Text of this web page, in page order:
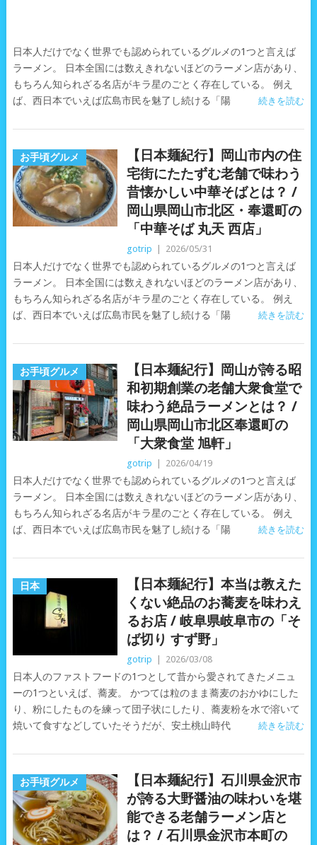
日本人だけでなく世界でも認められているグルメの1つと言えば
ラーメン。 日本全国には数えきれないほどのラーメン店があり、
もちろん知られざる名店がキラ星のごとく存在している。 例え
ば、西日本でいえば広島市民を魅了し続ける「陽
続きを読む
お手頃グルメ
【日本麺紀行】岡山市内の住
宅街にたたずむ老舗で味わう
昔懐かしい中華そばとは？ /
岡山県岡山市北区・奉還町の
「中華そば 丸天 西店」
gotrip 2026/05/31
日本人だけでなく世界でも認められているグルメの1つと言えば
ラーメン。 日本全国には数えきれないほどのラーメン店があり、
もちろん知られざる名店がキラ星のごとく存在している。 例え
ば、西日本でいえば広島市民を魅了し続ける「陽
続きを読む
お手頃グルメ
【日本麺紀行】岡山が誇る昭
和初期創業の老舗大衆食堂で
味わう絶品ラーメンとは？ /
岡山県岡山市北区奉還町の
「大衆食堂 旭軒」
gotrip 2026/04/19
日本人だけでなく世界でも認められているグルメの1つと言えば
ラーメン。 日本全国には数えきれないほどのラーメン店があり、
もちろん知られざる名店がキラ星のごとく存在している。 例え
ば、西日本でいえば広島市民を魅了し続ける「陽
続きを読む
日本
【日本麺紀行】本当は教えた
くない絶品のお蕎麦を味わえ
るお店 / 岐阜県岐阜市の「そ
ば切り すず野」
gotrip 2026/03/08
日本人のファストフードの1つとして昔から愛されてきたメニュ
ーの1つといえば、蕎麦。 かつては粒のまま蕎麦のおかゆにした
り、粉にしたものを練って団子状にしたり、蕎麦粉を水で溶いて
焼いて食すなどしていたそうだが、安土桃山時代
続きを読む
お手頃グルメ
【日本麺紀行】石川県金沢市
が誇る大野醤油の味わいを堪
能できる老舗ラーメン店と
は？ / 石川県金沢市本町の